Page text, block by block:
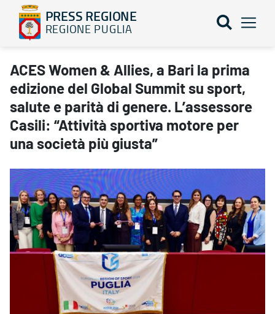
PRESS REGIONE
REGIONE PUGLIA
ACES Women & Allies, a Bari la prima edizione del Global
ACES Women & Allies, a Bari la prima
edizione del Global Summit su sport,
salute e parità di genere. L’assessore
Casili: “Attività sportiva motore per
una società più giusta”